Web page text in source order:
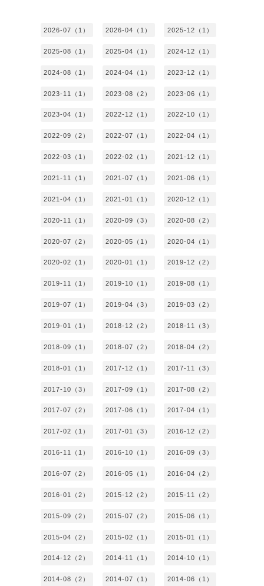
2026-07（1） 2026-04（1） 2025-12（1）
2025-08（1） 2025-04（1） 2024-12（1）
2024-08（1） 2024-04（1） 2023-12（1）
2023-11（1） 2023-08（2） 2023-06（1）
2023-04（1） 2022-12（1） 2022-10（1）
2022-09（2） 2022-07（1） 2022-04（1）
2022-03（1） 2022-02（1） 2021-12（1）
2021-11（1） 2021-07（1） 2021-06（1）
2021-04（1） 2021-01（1） 2020-12（1）
2020-11（1） 2020-09（3） 2020-08（2）
2020-07（2） 2020-05（1） 2020-04（1）
2020-02（1） 2020-01（1） 2019-12（2）
2019-11（1） 2019-10（1） 2019-08（1）
2019-07（1） 2019-04（3） 2019-03（2）
2019-01（1） 2018-12（2） 2018-11（3）
2018-09（1） 2018-07（2） 2018-04（2）
2018-01（1） 2017-12（1） 2017-11（3）
2017-10（3） 2017-09（1） 2017-08（2）
2017-07（2） 2017-06（1） 2017-04（1）
2017-02（1） 2017-01（3） 2016-12（2）
2016-11（1） 2016-10（1） 2016-09（3）
2016-07（2） 2016-05（1） 2016-04（2）
2016-01（2） 2015-12（2） 2015-11（2）
2015-09（2） 2015-07（2） 2015-06（1）
2015-04（2） 2015-02（1） 2015-01（1）
2014-12（2） 2014-11（1） 2014-10（1）
2014-08（2） 2014-07（1） 2014-06（1）